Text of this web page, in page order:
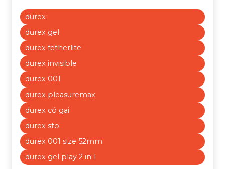
durex
durex gel
durex fetherlite
durex invisible
durex 001
durex pleasuremax
durex có gai
durex sto
durex 001 size 52mm
durex gel play 2 in 1